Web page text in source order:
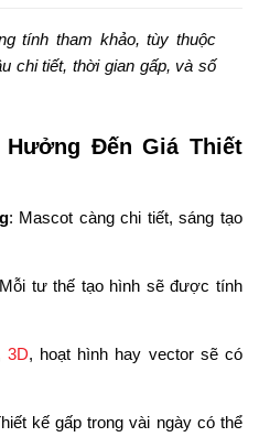
tính tham khảo, tùy thuộc
chi tiết, thời gian gấp, và số
Hưởng Đến Giá Thiết
: Mascot càng chi tiết, sáng tạo
tư thế tạo hình sẽ được tính
3D, hoạt hình hay vector sẽ có
kế gấp trong vài ngày có thể